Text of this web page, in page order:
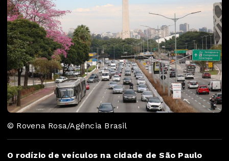
© Rovena Rosa/Agência Brasil
O rodízio de veículos na cidade de São Paulo